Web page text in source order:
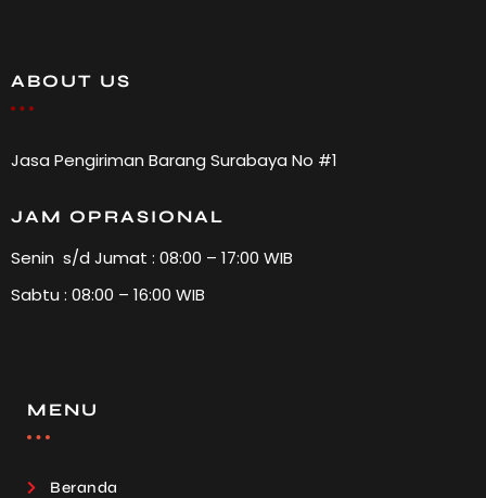
ABOUT US
Jasa Pengiriman Barang Surabaya No #1
JAM OPRASIONAL
Senin s/d Jumat : 08:00 – 17:00 WIB
Sabtu : 08:00 – 16:00 WIB
MENU
Beranda